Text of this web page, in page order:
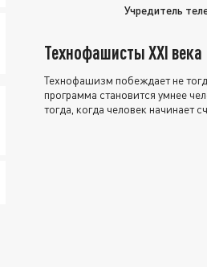
Учредитель
Технофашисты XXI века
Технофашизм побеждает не
программа становится умнее
тогда, когда человек начинает